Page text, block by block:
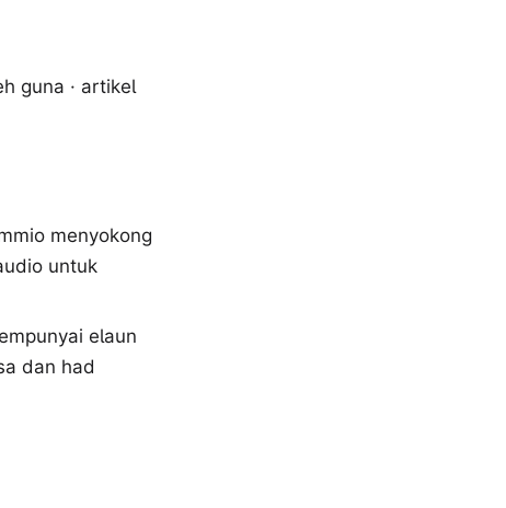
guna · artikel
menyokong
untuk
elaun
dan had